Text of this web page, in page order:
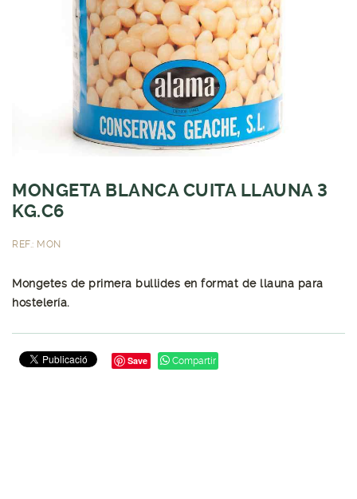
MONGETA BLANCA CUITA LLAUNA 3
KG.C6
REF.: MON
Mongetes de primera bullides en format de llauna para
hostelería.
Save Compartir